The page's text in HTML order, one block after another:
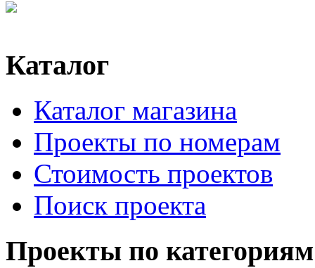
Каталог
Каталог магазина
Проекты по номерам
Стоимость проектов
Поиск проекта
Проекты по категориям